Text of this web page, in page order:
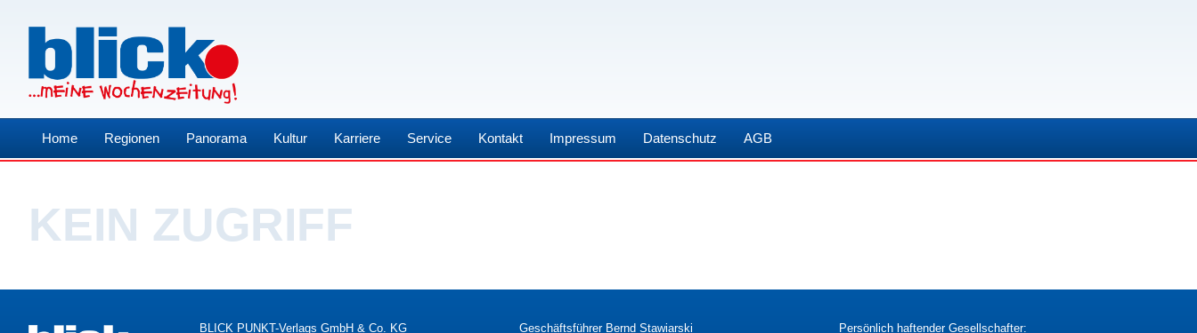
Home Regionen Panorama Kultur Karriere Service Kontakt Impressum Datenschutz AGB
KEIN ZUGRIFF
BLICK PUNKT-Verlags GmbH & Co. KG
Geschäftsführer Bernd Stawiarski
Persönlich haftender Gesellschafter: